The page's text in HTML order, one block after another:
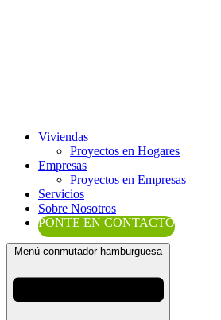
Viviendas
Proyectos en Hogares
Empresas
Proyectos en Empresas
Servicios
Sobre Nosotros
PONTE EN CONTACTO
Menú conmutador hamburguesa